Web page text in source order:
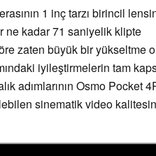
1 inç tarzı birincil
ne kadar 71 saniyelik klipte
zaten büyük bir yükseltme
iyileştirmelerin tam
adımlarının Osmo Pocket
sinematik video